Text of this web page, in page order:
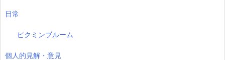
日常
ピクミンブルーム
個人的見解・意見